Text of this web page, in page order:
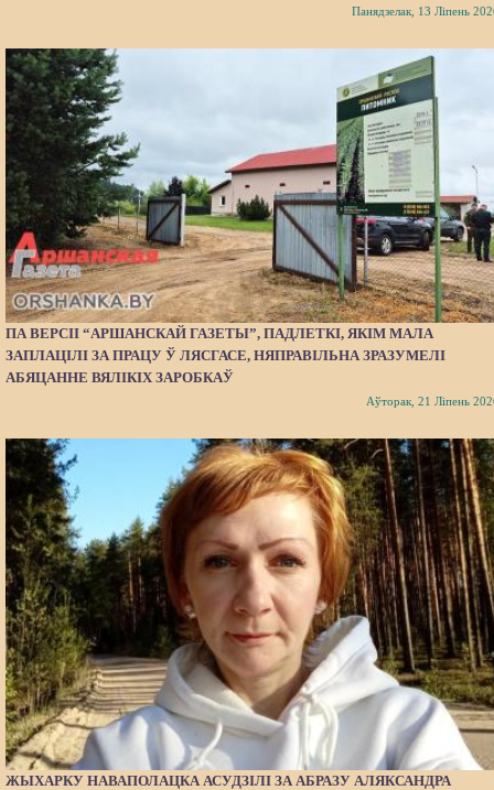
Панядзелак, 13 Ліпень
ПА ВЕРСІІ “АРШАНСКАЙ ГАЗЕТЫ”, ПАДЛЕТКІ, ЯКІМ МАЛА
ЗАПЛАЦІЛІ ЗА ПРАЦУ Ў ЛЯСГАСЕ, НЯПРАВІЛЬНА ЗРАЗУМЕЛІ
АБЯЦАННЕ ВЯЛІКІХ ЗАРОБКАЎ
Аўторак, 21 Ліпень
ЖЫХАРКУ НАВАПОЛАЦКА АСУДЗІЛІ ЗА АБРАЗУ АЛЯКСАНДРА